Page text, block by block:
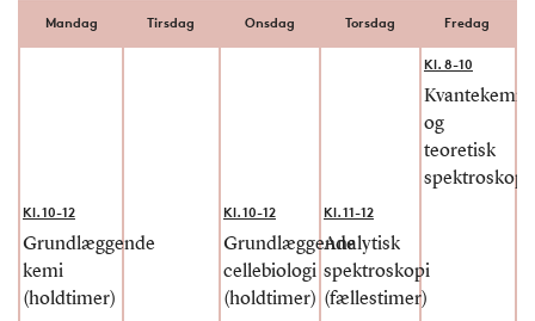
Mandag Tirsdag Onsdag Torsdag Fredag
Kl. 8-10
Kvantekemi
og
teoretisk
spektroskopi
Kl. 10-12
Grundlæggende
kemi
(holdtimer)
Kl. 10-12
Grundlæggende
cellebiologi
(holdtimer)
Kl. 11-12
Analytisk
spektroskopi
(fællestimer)